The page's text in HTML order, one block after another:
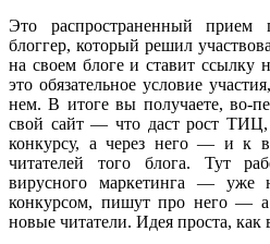
Это распространенный
блоггер, который решил
на своем блоге и ставит
это обязательное условие
нем. В итоге вы получаете, во-
свой сайт — что даст рост
конкурсу, а через него — и к
читателей того блога. Тут
вирусного маркетинга — уже
конкурсом, пишут про него —
новые читатели. Идея проста, как